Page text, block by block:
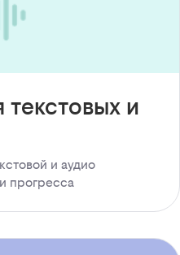
текстовых и
и аудио
прогресса